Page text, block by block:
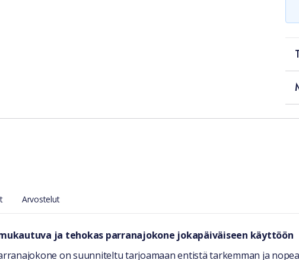
Arvostelut
mukautuva ja tehokas parranajokone jokapäiväiseen käyttöön
on suunniteltu tarjoamaan entistä tarkemman ja